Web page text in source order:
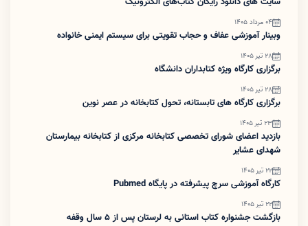
04 مرداد 1405
وبینار آموزشی عفاف و حجاب تقویتی برای سیستم ایمنی خانواده
28 تیر 1405
برگزاری کارگاه ویژه کتابداران دانشگاه
28 تیر 1405
برگزاری کارگاه های تابستانه، تحول کتابخانه در عصر نوین
23 تیر 1405
بازدید اعضای شورای تخصصی کتابخانه مرکزی از کتابخانه بیمارستان
شهدای عشایر
22 تیر 1405
کارگاه آموزشی سرچ پیشرفته در پایگاه Pubmed
22 تیر 1405
بازگشت جشنواره کتاب استانی به لرستان پس از ۵ سال وقفه